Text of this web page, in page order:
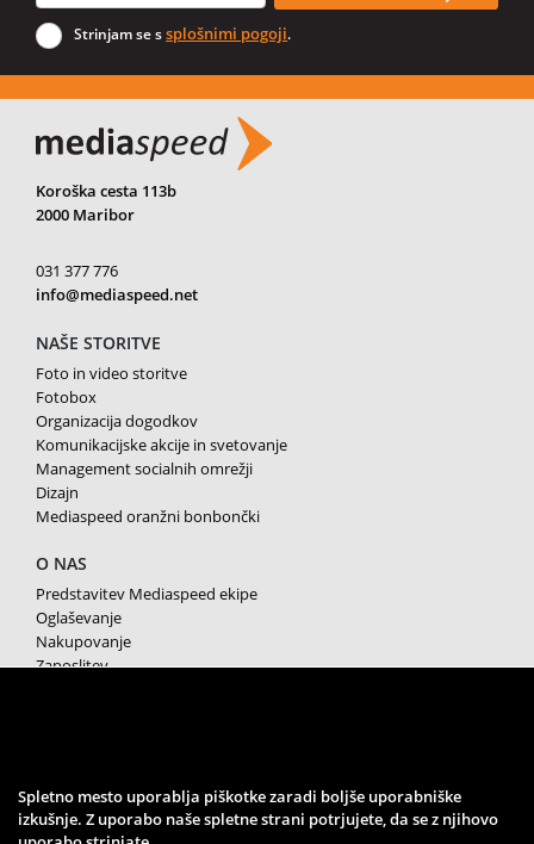
Strinjam se ssplošnimi pogoji.
Koroška cesta 113b
2000 Maribor
031 377 776
info@mediaspeed.net
NAŠE STORITVE
Foto in video storitve
Fotobox
Organizacija dogodkov
Komunikacijske akcije in svetovanje
Management socialnih omrežji
Dizajn
Mediaspeed oranžni bonbončki
O NAS
Predstavitev Mediaspeed ekipe
Oglaševanje
Nakupovanje
Zaposlitev
SPREMLJAJTE NAS
Spletno mesto uporablja piškotke zaradi boljše uporabniške
izkušnje. Z uporabo naše spletne strani potrjujete, da se z njihovo